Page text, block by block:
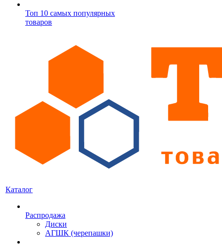
Топ 10 самых популярных
товаров
Каталог
Распродажа
Диски
АГШК (черепашки)